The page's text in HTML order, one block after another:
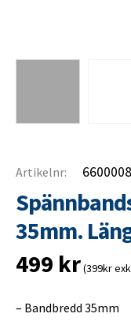
Artikelnr: 6600008
35mm.
499 kr(399kr
– Bandbredd 35mm